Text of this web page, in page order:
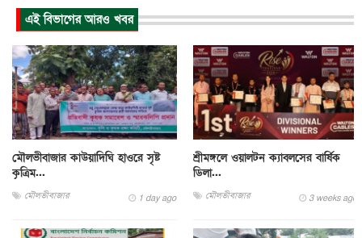
এই বিভাগের আরও খবর
মৌলভীবাজার কাউয়াদিঘি হাওরে সৃষ্ট
কৃত্রিম...
মৌলভীবাজার 1 day ago
শ্রীমঙ্গলে ওয়ালটন ক্যাবলসের বার্ষিক
ডিলা...
মৌলভীবাজার 3 weeks ago